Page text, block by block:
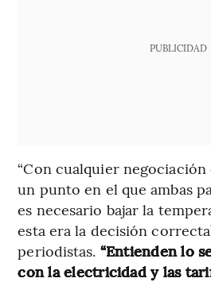
PUBLICIDAD
“Con cualquier
un punto en el que ambas
es necesario bajar la
esta era la decisión
periodistas. “Entienden lo
con la electricidad y las